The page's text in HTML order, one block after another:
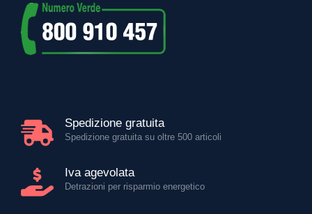
Spedizione gratuita
Spedizione gratuita su oltre 500 articoli
Iva agevolata
Detrazioni per risparmio energetico